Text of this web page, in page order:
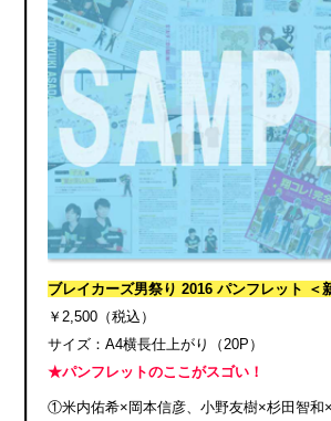
ブレイカーズ男祭り 2016 パンフレット ＜
￥2,500（税込）
サイズ：A4横長仕上がり（20P）
★パンフレットのここがスゴい！
①米内佑希×岡本信彦、小野友樹×杉田智和